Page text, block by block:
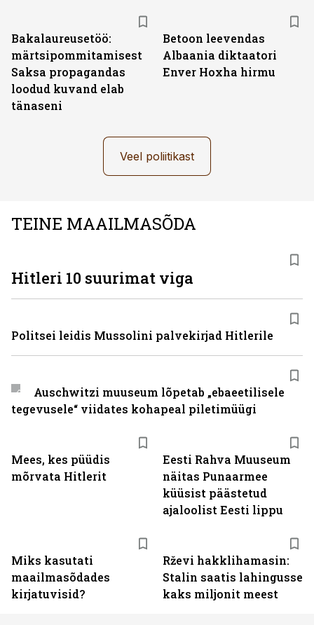
Bakalaureusetöö:
märtsipommitamisest
Saksa propagandas
loodud kuvand elab
tänaseni
Betoon leevendas
Albaania diktaatori
Enver Hoxha hirmu
Veel poliitikast
TEINE MAAILMASÕDA
Mees, kes püüdis
mõrvata Hitlerit
Eesti Rahva Muuseum
näitas Punaarmee
küüsist päästetud
ajaloolist Eesti lippu
Miks kasutati
maailmasõdades
kirjatuvisid?
Rževi hakklihamasin:
Stalin saatis lahingusse
kaks miljonit meest
Hitleri 10 suurimat viga
Politsei leidis Mussolini palvekirjad Hitlerile
Auschwitzi muuseum lõpetab „ebaeetilisele
tegevusele“ viidates kohapeal piletimüügi